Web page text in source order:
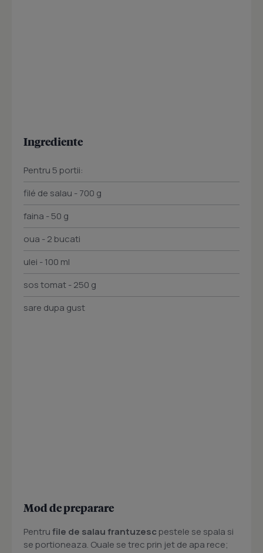
Ingrediente
Pentru 5 portii:
filé de salau - 700 g
faina - 50 g
oua - 2 bucati
ulei - 100 ml
sos tomat - 250 g
sare dupa gust
Mod de preparare
Pentrufile de salau frantuzesc pestele se spala si
se portioneaza. Ouale se trec prin jet de apa rece;